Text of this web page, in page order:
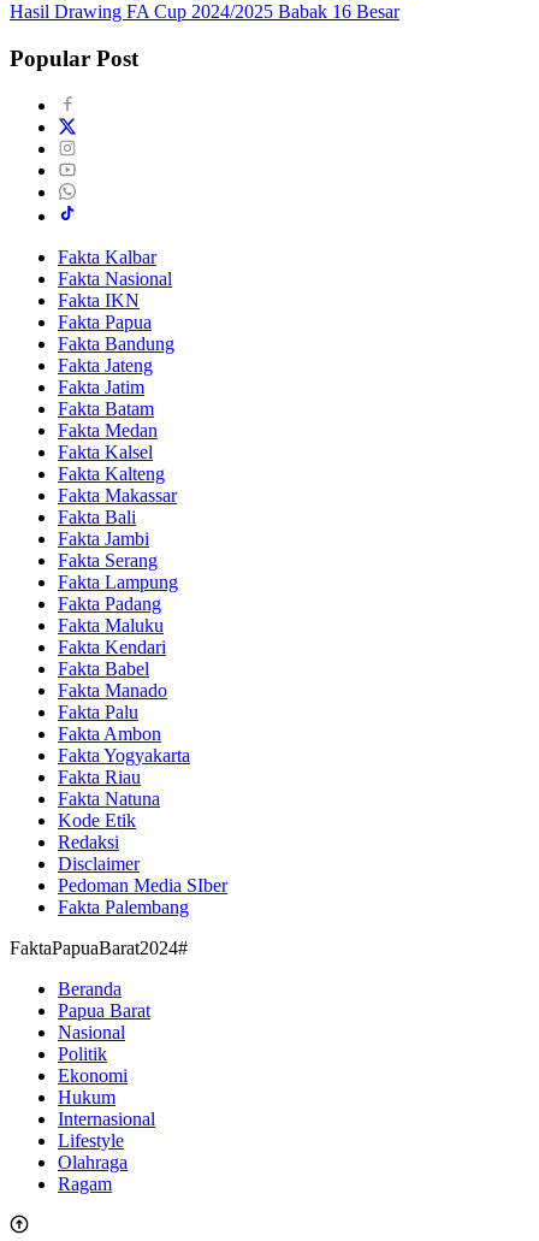
Hasil Drawing FA Cup 2024/2025 Babak 16 Besar
Popular Post
Fakta Kalbar
Fakta Nasional
Fakta IKN
Fakta Papua
Fakta Bandung
Fakta Jateng
Fakta Jatim
Fakta Batam
Fakta Medan
Fakta Kalsel
Fakta Kalteng
Fakta Makassar
Fakta Bali
Fakta Jambi
Fakta Serang
Fakta Lampung
Fakta Padang
Fakta Maluku
Fakta Kendari
Fakta Babel
Fakta Manado
Fakta Palu
Fakta Ambon
Fakta Yogyakarta
Fakta Riau
Fakta Natuna
Kode Etik
Redaksi
Disclaimer
Pedoman Media SIber
Fakta Palembang
FaktaPapuaBarat2024#
Beranda
Papua Barat
Nasional
Politik
Ekonomi
Hukum
Internasional
Lifestyle
Olahraga
Ragam